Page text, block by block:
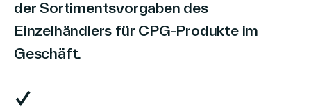
der Sortimentsvorgaben des
Einzelhändlers für CPG-Produkte im
Geschäft.